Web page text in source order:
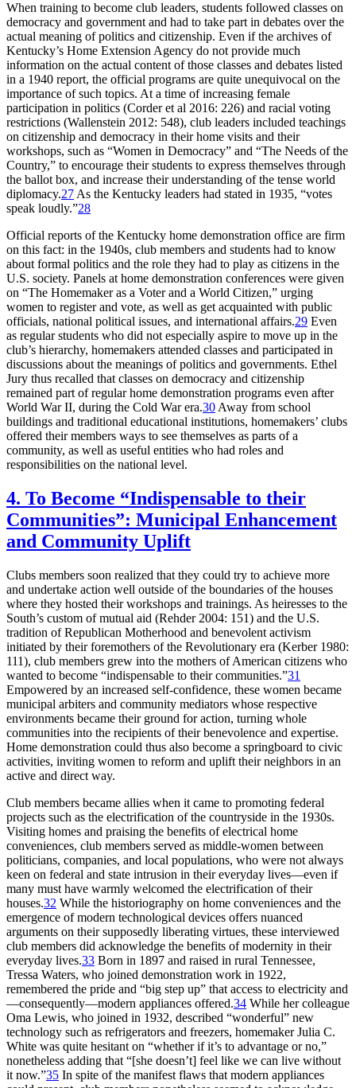
When training to become club leaders, students followed classes on
democracy and government and had to take part in debates over the
actual meaning of politics and citizenship. Even if the archives of
Kentucky’s Home Extension Agency do not provide much
information on the actual content of those classes and debates listed
in a 1940 report, the official programs are quite unequivocal on the
importance of such topics. At a time of increasing female
participation in politics (Corder et al 2016: 226) and racial voting
restrictions (Wallenstein 2012: 548), club leaders included teachings
on citizenship and democracy in their home visits and their
workshops, such as “Women in Democracy” and “The Needs of the
Country,” to encourage their students to express themselves through
the ballot box, and increase their understanding of the tense world
diplomacy.27 As the Kentucky leaders had stated in 1935, “votes
speak loudly.”28
Official reports of the Kentucky home demonstration office are firm
on this fact: in the 1940s, club members and students had to know
about formal politics and the role they had to play as citizens in the
U.S. society. Panels at home demonstration conferences were given
on “The Homemaker as a Voter and a World Citizen,” urging
women to register and vote, as well as get acquainted with public
officials, national political issues, and international affairs.29 Even
as regular students who did not especially aspire to move up in the
club’s hierarchy, homemakers attended classes and participated in
discussions about the meanings of politics and governments. Ethel
Jury thus recalled that classes on democracy and citizenship
remained part of regular home demonstration programs even after
World War II, during the Cold War era.30 Away from school
buildings and traditional educational institutions, homemakers’ clubs
offered their members ways to see themselves as parts of a
community, as well as useful entities who had roles and
responsibilities on the national level.
4. To Become “Indispensable to their
Communities”: Municipal Enhancement
and Community Uplift
Clubs members soon realized that they could try to achieve more
and undertake action well outside of the boundaries of the houses
where they hosted their workshops and trainings. As heiresses to the
South’s custom of mutual aid (Rehder 2004: 151) and the U.S.
tradition of Republican Motherhood and benevolent activism
initiated by their foremothers of the Revolutionary era (Kerber 1980:
111), club members grew into the mothers of American citizens who
wanted to become “indispensable to their communities.”31
Empowered by an increased self-confidence, these women became
municipal arbiters and community mediators whose respective
environments became their ground for action, turning whole
communities into the recipients of their benevolence and expertise.
Home demonstration could thus also become a springboard to civic
activities, inviting women to reform and uplift their neighbors in an
active and direct way.
Club members became allies when it came to promoting federal
projects such as the electrification of the countryside in the 1930s.
Visiting homes and praising the benefits of electrical home
conveniences, club members served as middle-women between
politicians, companies, and local populations, who were not always
keen on federal and state intrusion in their everyday lives—even if
many must have warmly welcomed the electrification of their
houses.32 While the historiography on home conveniences and the
emergence of modern technological devices offers nuanced
arguments on their supposedly liberating virtues, these interviewed
club members did acknowledge the benefits of modernity in their
everyday lives.33 Born in 1897 and raised in rural Tennessee,
Tressa Waters, who joined demonstration work in 1922,
remembered the pride and “big step up” that access to electricity and
—consequently—modern appliances offered.34 While her colleague
Oma Lewis, who joined in 1932, described “wonderful” new
technology such as refrigerators and freezers, homemaker Julia C.
White was quite hesitant on “whether if it’s to advantage or no,”
nonetheless adding that “[she doesn’t] feel like we can live without
it now.”35 In spite of the manifest flaws that modern appliances